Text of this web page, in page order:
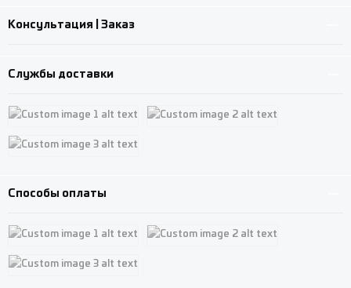
Консультация | Заказ
Службы доставки
Custom image 1
Способы оплаты
Custom image 1